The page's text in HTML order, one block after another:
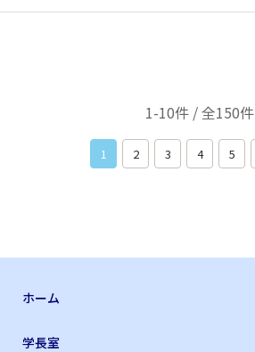
1-10件 / 全150件
1 2 3 4 5
ホーム
学長室